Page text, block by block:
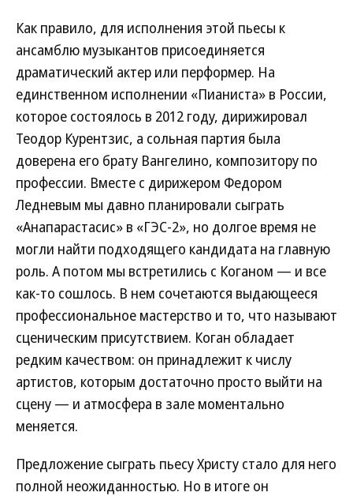
Как правило, для исполнения этой пьесы к
ансамблю музыкантов присоединяется
драматический актер или перформер. На
единственном исполнении «Пианиста» в России,
которое состоялось в 2012 году, дирижировал
Теодор Курентзис, а сольная партия была
доверена его брату Вангелино, композитору по
профессии. Вместе с дирижером Федором
Ледневым мы давно планировали сыграть
«Анапарастасис» в «ГЭС-2», но долгое время не
могли найти подходящего кандидата на главную
роль. А потом мы встретились с Коганом — и все
как-то сошлось. В нем сочетаются выдающееся
профессиональное мастерство и то, что называют
сценическим присутствием. Коган обладает
редким качеством: он принадлежит к числу
артистов, которым достаточно просто выйти на
сцену — и атмосфера в зале моментально
меняется.
Предложение сыграть пьесу Христу стало для него
полной неожиданностью. Но в итоге он